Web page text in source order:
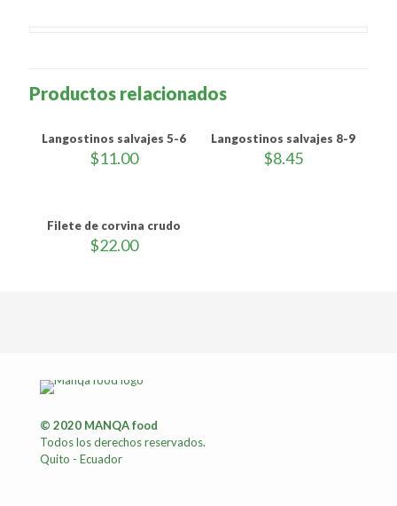
Productos relacionados
Langostinos salvajes 5-6
$11.00
Langostinos salvajes 8-9
$8.45
Filete de corvina crudo
$22.00
© 2020 MANQA food
Todos los derechos reservados.
Quito - Ecuador